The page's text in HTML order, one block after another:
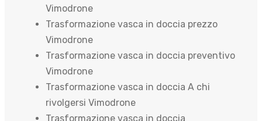
Vimodrone
Trasformazione vasca in doccia prezzo
Vimodrone
Trasformazione vasca in doccia preventivo
Vimodrone
Trasformazione vasca in doccia A chi
rivolgersi Vimodrone
Trasformazione vasca in doccia